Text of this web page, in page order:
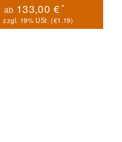
ab 133,00 €*
zzgl. 19% USt. (€1.19)